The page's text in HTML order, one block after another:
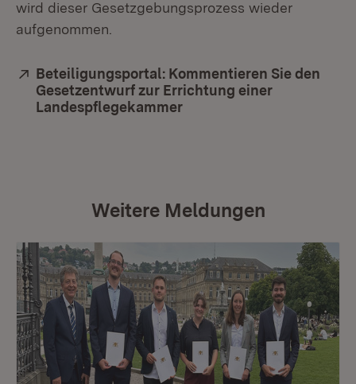
wird dieser Gesetzgebungsprozess wieder
aufgenommen.
Extern:
Beteiligungsportal: Kommentieren Sie den
Gesetzentwurf zur Errichtung einer
Landespflegekammer
Weitere Meldungen